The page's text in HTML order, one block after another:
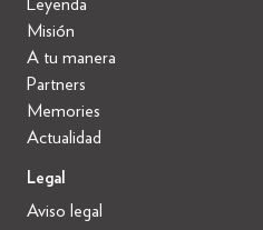
Misión
A tu manera
Partners
Memories
Actualidad
Legal
Aviso legal